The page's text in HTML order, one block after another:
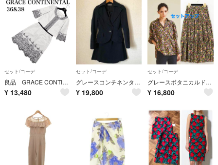
セット/コーデ
良品 GRACE CONTINENTAL セットアップ カットワーク リネン混
¥ 13,480
セット/コーデ
グレースコンチネンタル セットアップ スカート未使用 スカートスーツ
¥ 19,800
セット/コーデ
グレースボタニカルドレープシャツスカートセットアップ ダイアグラムグレースクラス
¥ 16,800